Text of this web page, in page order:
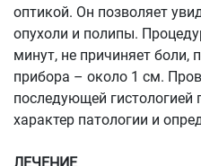
оптикой. Он позволяет
опухоли и полипы.
минут, не причиняет боли,
прибора – около 1 см.
последующей гистологией
характер патологии и